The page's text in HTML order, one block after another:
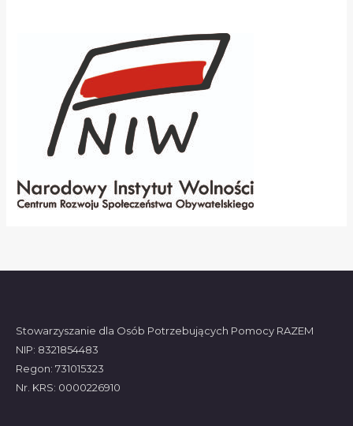
Stowarzyszanie dla Osób Potrzebujących Pomocy RAZEM
NIP: 8321854483
Regon: 731015323
Nr. KRS: 0000226910